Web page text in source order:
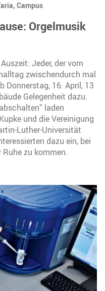
Campus
Orgelmusik
Jeder, der vom
zwischendurch mal
Donnerstag, 16. April, 13
Gelegenheit dazu.
laden
und die Vereinigung
Luther-Universität
dazu ein, bei
Ruhe zu kommen.